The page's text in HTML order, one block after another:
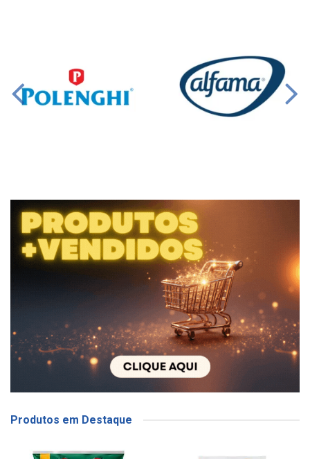
Produtos em Destaque